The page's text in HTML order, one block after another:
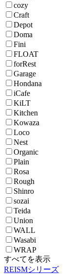
cozy
Craft
Depot
Doma
Fini
FLOAT
forRest
Garage
Hondana
iCafe
KiLT
Kitchen
Kowaza
Loco
Nest
Organic
Plain
Rosa
Rough
Shinro
sozai
Teida
Union
WALL
Wasabi
WRAP
すべてを表示
REISMシリーズ